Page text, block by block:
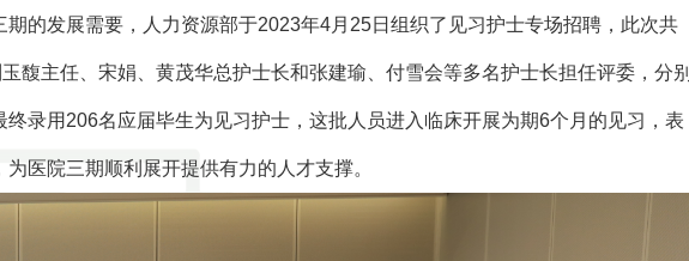
期的发展需要 ， 人力资源部于2023年4月 25日 组织了见习护士专场招聘，此次共
馥主任、宋娟、黄茂华总护士长和张建瑜、付雪会等多名护士长担任评委，分别
录用206名应届毕生为见习护士，这批人员进入临床开展为期6个月的见习，表
医院三期顺利展开提供有力的人才支撑。